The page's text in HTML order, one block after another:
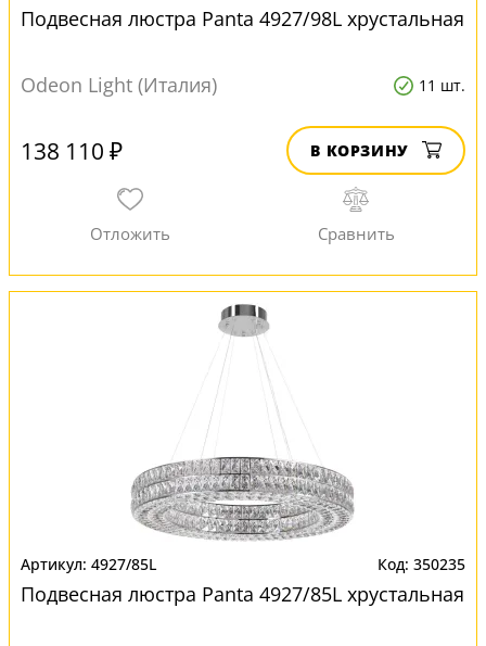
Подвесная люстра Panta 4927/98L хрустальная
Odeon Light (Италия) 11 шт.
138 110 ₽ В КОРЗИНУ
4927/85L 350235
Подвесная люстра Panta 4927/85L хрустальная